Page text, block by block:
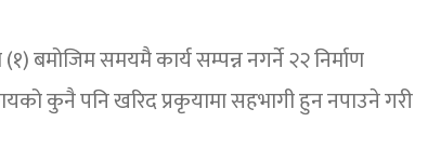
बमोजिम समयमै कार्य सम्पन्न नगर्ने २२ निर्माण
कुनै पनि खरिद प्रकृयामा सहभागी हुन नपाउने गरी